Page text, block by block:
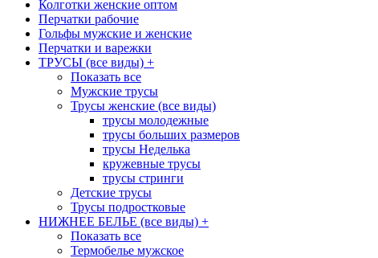
Колготки женские оптом
Перчатки рабочие
Гольфы мужские и женские
Перчатки и варежки
ТРУСЫ (все виды) +
Показать все
Мужские трусы
Трусы женские (все виды)
трусы молодежные
трусы больших размеров
трусы Неделька
кружевные трусы
трусы стринги
Детские трусы
Трусы подростковые
НИЖНЕЕ БЕЛЬЕ (все виды) +
Показать все
Термобелье мужское